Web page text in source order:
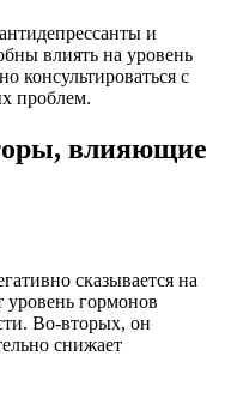
и
влиять на уровень
консультироваться с
проблем.
влияющие
сказывается на
гормонов
Во-вторых, он
снижает